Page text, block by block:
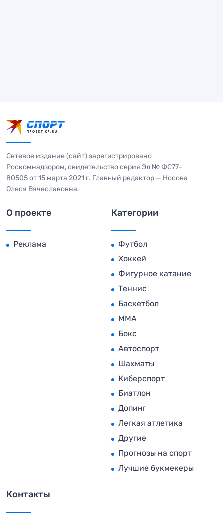
Сетевое издание (сайт) зарегистрировано
Роскомнадзором, свидетельство серия Эл № ФС77-
80505 от 15 марта 2021 г. Главный редактор — Носова
Олеся Вячеславовна.
О проекте
Реклама
Категории
Футбол
Хоккей
Фигурное катание
Теннис
Баскетбол
MMA
Бокс
Автоспорт
Шахматы
Киберспорт
Биатлон
Допинг
Легкая атлетика
Другие
Прогнозы на спорт
Лучшие букмекеры
Контакты